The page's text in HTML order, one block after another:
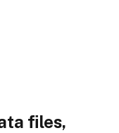
files,